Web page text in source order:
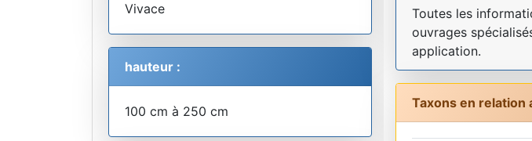
Vivace
hauteur :
100 cm à 250 cm
Toutes les
ouvrages
application.
Taxons en relation